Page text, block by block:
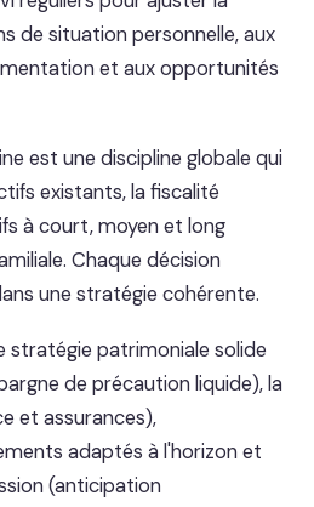
de situation personnelle, aux
et aux opportunités
est une discipline globale qui
existants, la fiscalité
à court, moyen et long
Chaque décision
une stratégie cohérente.
stratégie patrimoniale solide
de précaution liquide), la
et assurances),
adaptés à l'horizon et
(anticipation